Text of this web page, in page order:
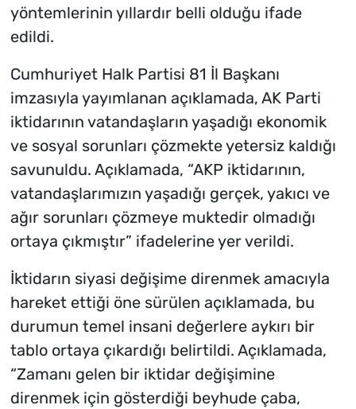
yöntemlerinin yıllardır belli olduğu ifade
edildi.
Cumhuriyet Halk Partisi 81 İl Başkanı
imzasıyla yayımlanan açıklamada, AK Parti
iktidarının vatandaşların yaşadığı ekonomik
ve sosyal sorunları çözmekte yetersiz kaldığı
savunuldu. Açıklamada, “AKP iktidarının,
vatandaşlarımızın yaşadığı gerçek, yakıcı ve
ağır sorunları çözmeye muktedir olmadığı
ortaya çıkmıştır” ifadelerine yer verildi.
İktidarın siyasi değişime direnmek amacıyla
hareket ettiği öne sürülen açıklamada, bu
durumun temel insani değerlere aykırı bir
tablo ortaya çıkardığı belirtildi. Açıklamada,
“Zamanı gelen bir iktidar değişimine
direnmek için gösterdiği beyhude çaba,